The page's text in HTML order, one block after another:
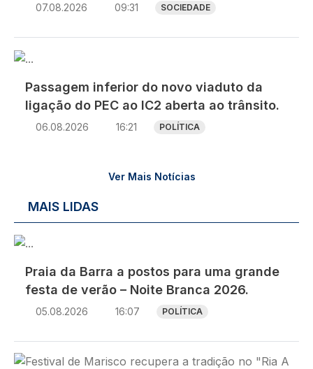
07.08.2026 09:31 SOCIEDADE
Imagem
Passagem inferior do novo viaduto da
ligação do PEC ao IC2 aberta ao trânsito.
06.08.2026 16:21 POLÍTICA
Ver Mais Notícias
MAIS LIDAS
Imagem
Praia da Barra a postos para uma grande
festa de verão – Noite Branca 2026.
05.08.2026 16:07 POLÍTICA
Imagem